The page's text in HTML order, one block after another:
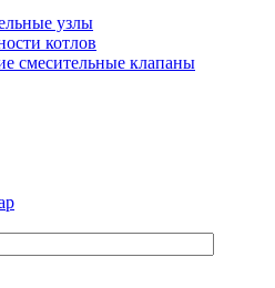
узлы
котлов
смесительные клапаны